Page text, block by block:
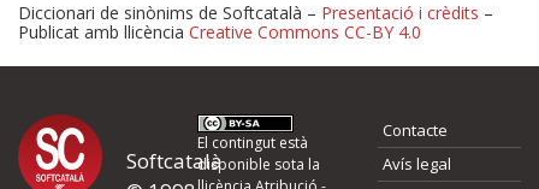
Proposeu-nos millores o
d'errors
Diccionari de sinònims de Softcatalà – Presentació i crèdits –
Publicat amb llicència Creative Commons CC-BY 4.0
Softcatalà
El contingut està
disponible sota la
Contacte
Avís legal